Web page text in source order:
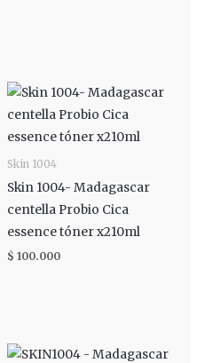
Skin 1004
Skin 1004- Madagascar
centella Probio Cica
essence tóner x210ml
$ 100.000